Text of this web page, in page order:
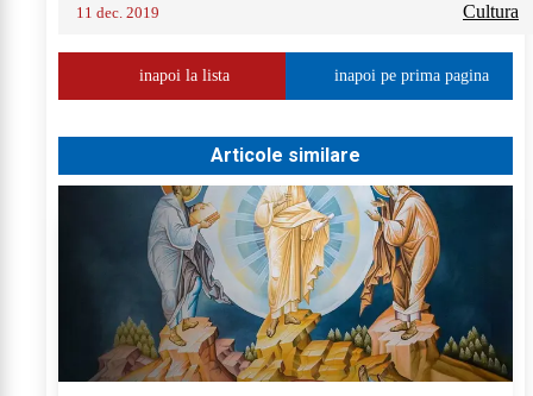
11 dec. 2019 Cultura
inapoi la lista inapoi pe prima pagina
Articole similare